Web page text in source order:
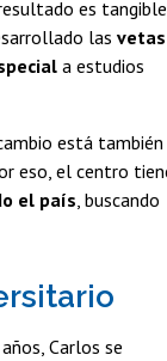
es
las vetas
a estudios
está también
eso, el centro
el país , buscando
Carlos se